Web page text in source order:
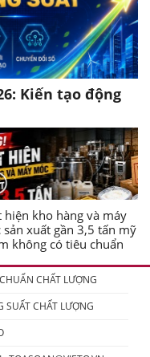
Kiến tạo động
hiện kho hàng và máy
sản xuất gần 3,5 tấn mỹ
không có tiêu chuẩn
CHẤT LƯỢNG
SUẤT CHẤT LƯỢNG